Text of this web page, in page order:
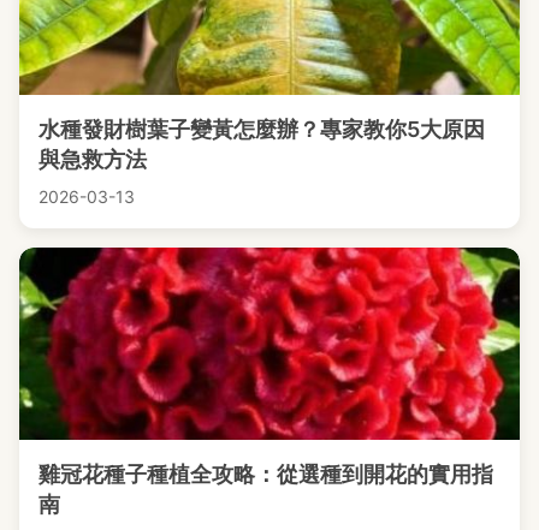
水種發財樹葉子變黃怎麼辦？專家教你5大原因
與急救方法
2026-03-13
雞冠花種子種植全攻略：從選種到開花的實用指
南